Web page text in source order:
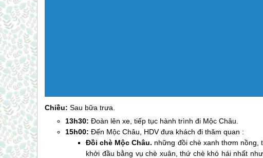
Chiều: Sau bữa trưa.
13h30: Đoàn lên xe, tiếp tục hành trình đi Mộc Châu
15h00: Đến Mộc Châu , HDV đưa khách đi thăm quan :
Đồi chè Mộc Châu. những đồi chè xanh thơm nồng,
khởi đầu bằng vụ chè xuân, thứ chè khó hái nhất